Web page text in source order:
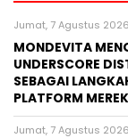
Jumat, 7 Agustus
MONDEVITA
UNDERSCORE
SEBAGAI
PLATFORM
Jumat, 7 Agustus